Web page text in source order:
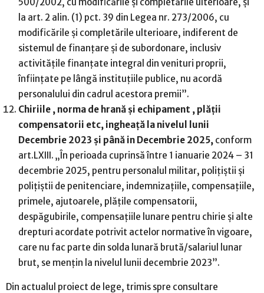
la art. 2 alin. (1) pct. 39 din Legea nr. 273/2006, cu
modificările şi completările ulterioare, indiferent de
sistemul de finanţare şi de subordonare, inclusiv
activităţile finanţate integral din venituri proprii,
înfiinţate pe lângă instituţiile publice, nu acordă
personalului din cadrul acestora premii”.
Chiriile , norma de hrană și echipament , plății
compensatorii etc, ingheață la nivelul lunii
Decembrie 2023 și până in Decembrie 2025, conform
art.LXIII. „În perioada cuprinsă între 1 ianuarie 2024 – 31
decembrie 2025, pentru personalul militar, poliţiştii şi
poliţiştii de penitenciare, indemnizaţiile, compensaţiile,
primele, ajutoarele, plăţile compensatorii,
despăgubirile, compensaţiile lunare pentru chirie şi alte
drepturi acordate potrivit actelor normative în vigoare,
care nu fac parte din solda lunară brută/salariul lunar
brut, se menţin la nivelul lunii decembrie 2023”.
Din actualul proiect de lege, trimis spre consultare